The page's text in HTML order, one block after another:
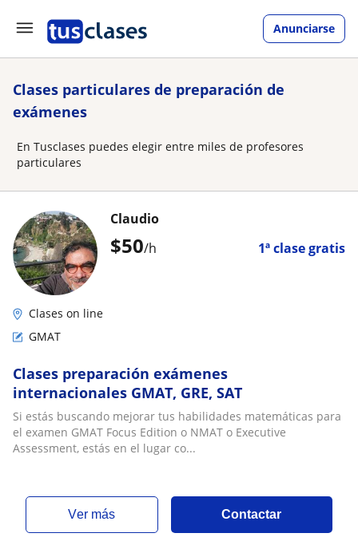
Anunciarse
Clases particulares de preparación de
exámenes
En Tusclases puedes elegir entre miles de profesores
particulares
$50/h 1ª clase gratis
Claudio
Clases on line
GMAT
Clases preparación exámenes
internacionales GMAT, GRE, SAT
Si estás buscando mejorar tus habilidades matemáticas para
el examen GMAT Focus Edition o NMAT o Executive
Assessment, estás en el lugar co...
ver más Contactar